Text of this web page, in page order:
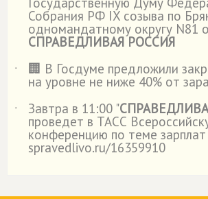
Собрания РФ IX созыва по
одномандатному округу N81
СПРАВЕДЛИВАЯ РОССИЯ
˙
🏢 В Госдуме предложили
на уровне не ниже 40% от
˙
Завтра в 11:00 "
проведет в ТАСС
конференцию по теме зарплат
spravedlivo.ru/16359910